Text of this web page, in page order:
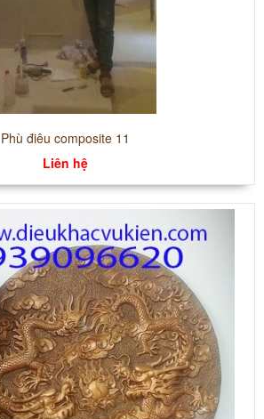
Phù điêu composite 11
Liên hệ